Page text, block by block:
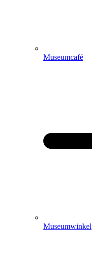
Museumcafé
Museumwinkel